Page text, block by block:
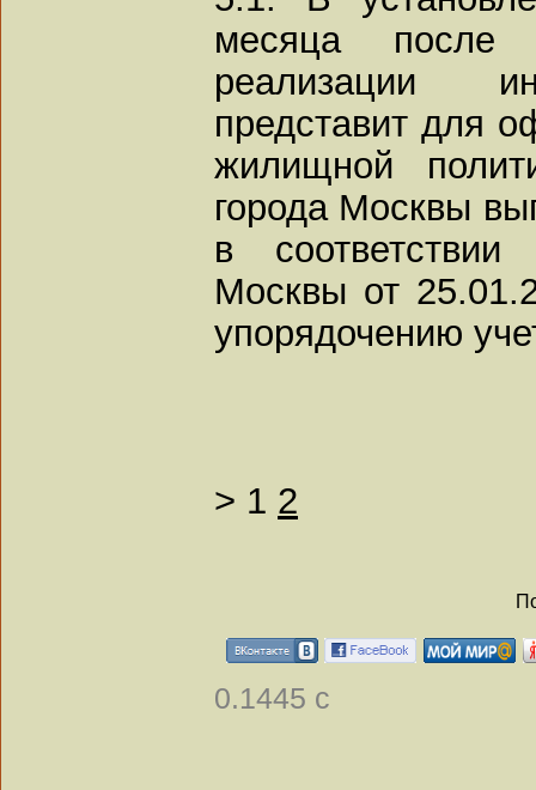
месяца после
реализации
представит для
жилищной
города Москвы
в
Москвы от
упорядочению
> 1 2
0.1445 с